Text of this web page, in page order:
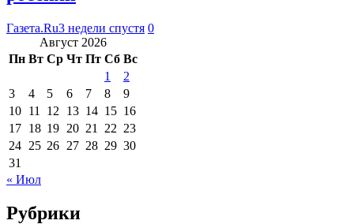
Газета.Ru3 недели спустя 0
Август 2026
Пн Вт Ср Чт Пт Сб Вс
1
2
3
4 5 6 7 8
9
10 11 12 13 14 15 16
17 18 19 20 21 22 23
24 25 26 27 28 29 30
31
« Июл
Рубрики